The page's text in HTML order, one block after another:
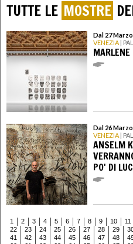
TUTTE LE MOSTRE
Dal 27
VENEZIA |
Dal 26
VENEZIA |
ANSELM
PO' DI
1 2 3 4 5 6 7 8 9 10 11
22
23 24 25 26 27 28 29
41
42 43 44 45 46 47 48